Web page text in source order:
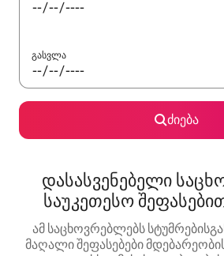
გასვლა
ძიება
დასასვენებელი
საუკეთესო
ამ საცხოვრებლებს
მაღალი შეფასებები